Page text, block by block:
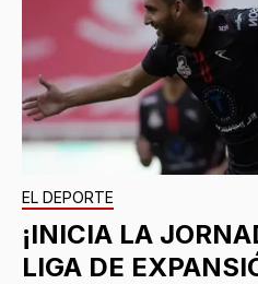
EL DEPORTE
¡INICIA LA
LIGA DE